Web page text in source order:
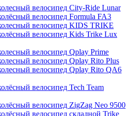
велосипед City-Ride Lunar
велосипед Formula FA3
велосипед KIDS TRIKE
велосипед Kids Trike Lux
велосипед Qplay Prime
велосипед Qplay Rito Plus
велосипед Qplay Rito QA6
велосипед Tech Team
велосипед ZigZag Neo 9500
велосипед складной Trike